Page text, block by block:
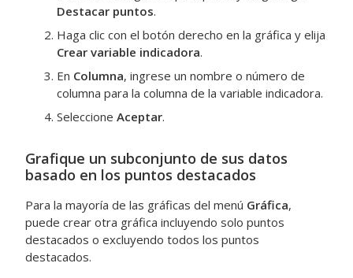
Destacar puntos.
Haga clic con el botón derecho en la gráfica y elija
Crear variable indicadora.
En Columna, ingrese un nombre o número de
columna para la columna de la variable indicadora.
Seleccione Aceptar.
Grafique un subconjunto de sus datos
basado en los puntos destacados
Para la mayoría de las gráficas del menú Gráfica,
puede crear otra gráfica incluyendo solo puntos
destacados o excluyendo todos los puntos
destacados.